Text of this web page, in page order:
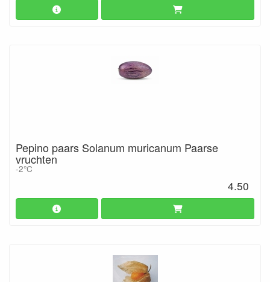
Pepino paars Solanum muricanum Paarse
vruchten
-2°C
4.50